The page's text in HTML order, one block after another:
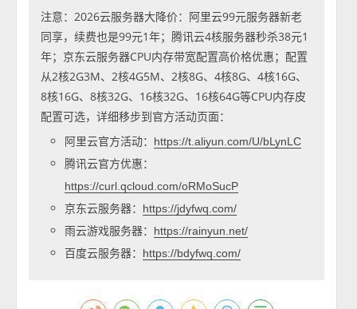
注意：2026云服务器大降价：阿里云99元服务器新老
同享，续费也是99元1年；腾讯云4核服务器秒杀38元1
年；京东云服务器CPU内存带宽配置高价格优惠；配置
从2核2G3M、2核4G5M、2核8G、4核8G、4核16G、
8核16G、8核32G、16核32G、16核64G等CPU内存皮
配置可选，详细移步到官方活动页面：
阿里云官方活动：
https://t.aliyun.com/U/bLynLC
腾讯云官方优惠：
https://curl.qcloud.com/oRMoSucP
京东云服务器： https://jdyfwq.com/
雨云游戏服务器： https://rainyun.net/
百度云服务器： https://bdyfwq.com/